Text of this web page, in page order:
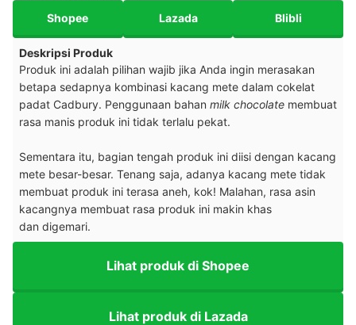
Shopee Lazada Blibli
Deskripsi Produk
Produk ini adalah pilihan wajib jika Anda ingin merasakan
betapa sedapnya kombinasi kacang mete dalam cokelat
padat Cadbury. Penggunaan bahan milk chocolate membuat
rasa manis produk ini tidak terlalu pekat.
Sementara itu, bagian tengah produk ini diisi dengan kacang
mete besar-besar. Tenang saja, adanya kacang mete tidak
membuat produk ini terasa aneh, kok! Malahan, rasa asin
kacangnya membuat rasa produk ini makin khas
dan digemari.
Lihat produk di Shopee
Lihat produk di Lazada